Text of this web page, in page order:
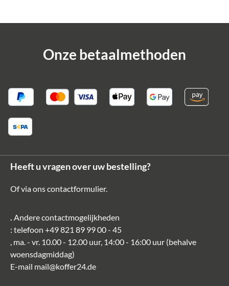
Onze betaalmethoden
Heeft u vragen over uw bestelling?
Of via onscontactformulier.
. Andere contactmogelijkheden
: telefoon +49 821 89 99 00 - 45
, ma. - vr. 10.00 - 12.00 uur, 14:00 - 16:00 uur (behalve
woensdagmiddag)
E-mail mail@koffer24.de